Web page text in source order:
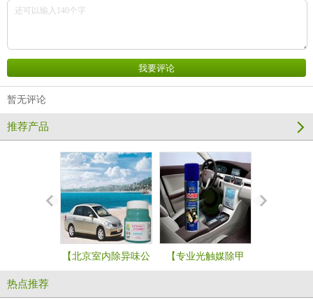
暂无评论
推荐产品
【北京室内除异味公 【专业光触媒除甲
热点推荐